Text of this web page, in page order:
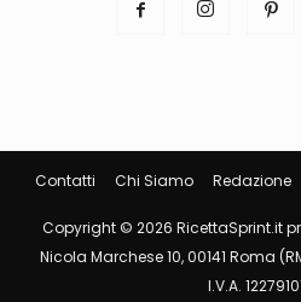
Contatti Chi Siamo Redazione
Copyright © 2026 RicettaSprint.it
Nicola Marchese 10, 00141 Roma
I.V.A.